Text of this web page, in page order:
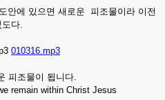
안에 있으면 새로운 피조물이라 이전
다.
010316.mp3
조물이 됩니다.
remain within Christ Jesus